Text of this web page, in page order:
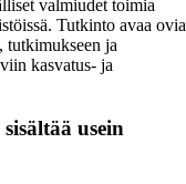
valmiudet toimia
Tutkinto avaa ovia
tutkimukseen ja
kasvatus- ja
usein